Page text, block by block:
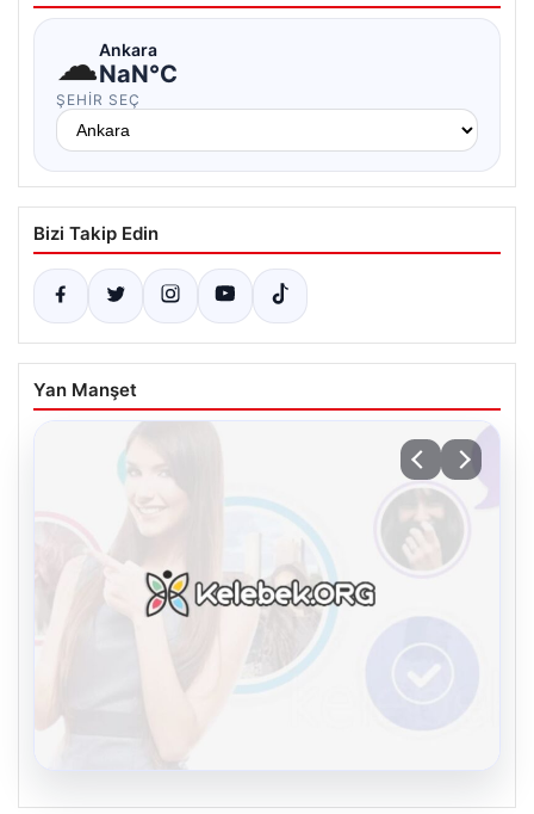
☁Ankara
NaN°C
ŞEHIR SEÇ
Bizi Takip Edin
Yan Manşet
08.08.2026